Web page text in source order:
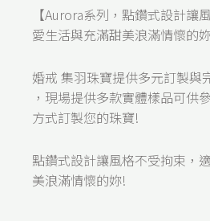
【Aurora系列，點鑽式設計讓
愛生活與充滿甜美浪滿情懷的妳
婚戒 集羽珠寶提供多元訂製與
，現場提供多款實體樣品可供
方式訂製您的珠寶!
點鑽式設計讓風格不受拘束，
美浪滿情懷的妳!